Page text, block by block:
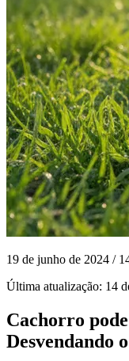
19 de junho de 2024 /
Última atualização: 14
Cachorro
Desvendando